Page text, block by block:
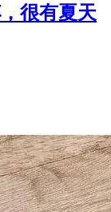
很有夏天